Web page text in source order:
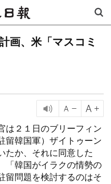
画、米「マスコミ
は２１日のブリーフィン
留韓国軍）ザイトゥーン
たか、それに同意した
「韓国がイラクの情勢の
留問題を検討するのはそ